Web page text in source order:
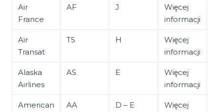
Air
France
AF J
Więcej
informacji
Air
Transat
TS H
Więcej
informacji
Alaska
Airlines
AS E
Więcej
informacji
American
AA D – E
Więcej